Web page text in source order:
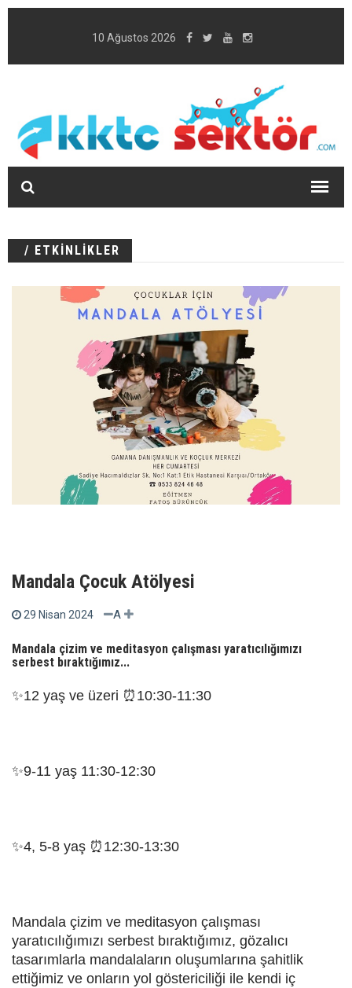
10 Ağustos 2026
/ ETKİNLİKLER
Mandala Çocuk Atölyesi
29 Nisan 2024 A
Mandala çizim ve meditasyon çalışması yaratıcılığımızı
serbest bıraktığımız...
✨12 yaş ve üzeri ⏰10:30-11:30
✨9-11 yaş 11:30-12:30
✨4, 5-8 yaş ⏰12:30-13:30
Mandala çizim ve meditasyon çalışması
yaratıcılığımızı serbest bıraktığımız, gözalıcı
tasarımlarla mandalaların oluşumlarına şahitlik
ettiğimiz ve onların yol göstericiliği ile kendi iç